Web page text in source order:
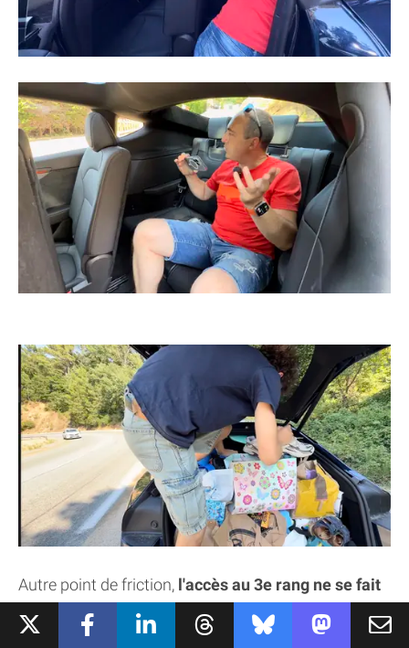
Autre point de friction, l'accès au 3e rang ne se fait
pas sans mal : il faut faire basculer soit un tiers,
soit les deux tiers de la seconde rangée
. Si vous